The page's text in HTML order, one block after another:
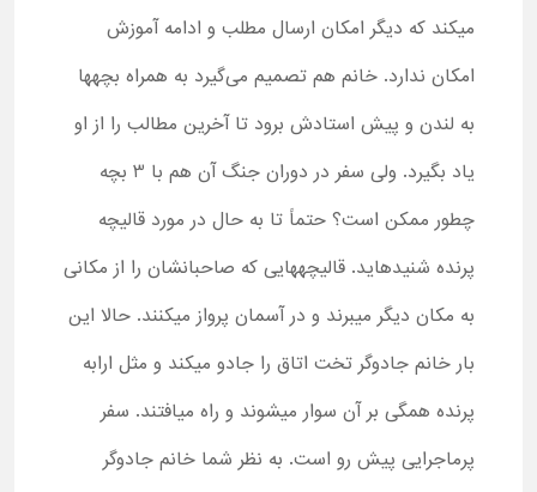
میکند که دیگر امکان ارسال مطلب و ادامه آموزش
امکان ندارد. خانم هم تصمیم می‌گیرد به همراه بچهها
به لندن و پیش استادش برود تا آخرین مطالب را از او
یاد بگیرد. ولی سفر در دوران جنگ آن هم با 3 بچه
چطور ممکن است؟ حتماً تا به حال در مورد قالیچه
پرنده شنیدهاید. قالیچههایی که صاحبانشان را از مکانی
به مکان دیگر میبرند و در آسمان پرواز میکنند. حالا این
بار خانم جادوگر تخت اتاق را جادو میکند و مثل ارابه
پرنده همگی بر آن سوار میشوند و راه میافتند. سفر
پرماجرایی پیش رو است. به نظر شما خانم جادوگر